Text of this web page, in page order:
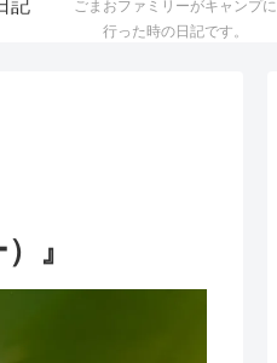
記
ごまおファミリーがキャンプに
行った時の日記です。
』